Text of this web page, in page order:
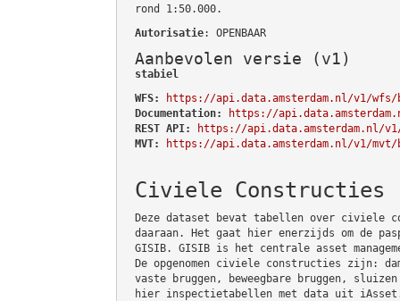
rond 1:50.000.
Autorisatie: OPENBAAR
Aanbevolen versie (v1)
stabiel
WFS:
https://api.data.amsterdam.nl/v1/wfs/
Documentation:
https://
REST API:
https://api.data.amsterdam.nl/
MVT:
https://api.data.amsterdam.nl/v1/mvt/
Civiele Constructies
Deze dataset bevat tabellen over civiele
daaraan. Het gaat hier enerzijds om de
GISIB. GISIB is het centrale asset
De opgenomen civiele constructies zijn:
vaste bruggen, beweegbare bruggen,
hier inspectietabellen met data uit